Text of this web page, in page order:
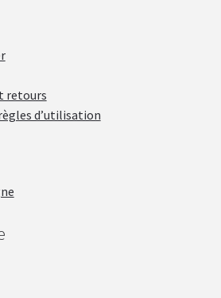
retours
d’utilisation